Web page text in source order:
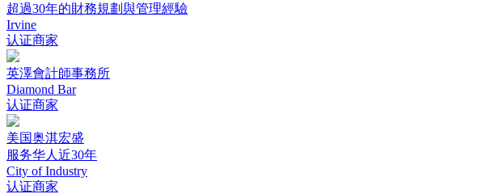
超過30年的財務規劃與管理經驗
Irvine
认证商家
英澤會計師事務所
Diamond Bar
认证商家
美国奥淇宏盛
服务华人近30年
City of Industry
认证商家